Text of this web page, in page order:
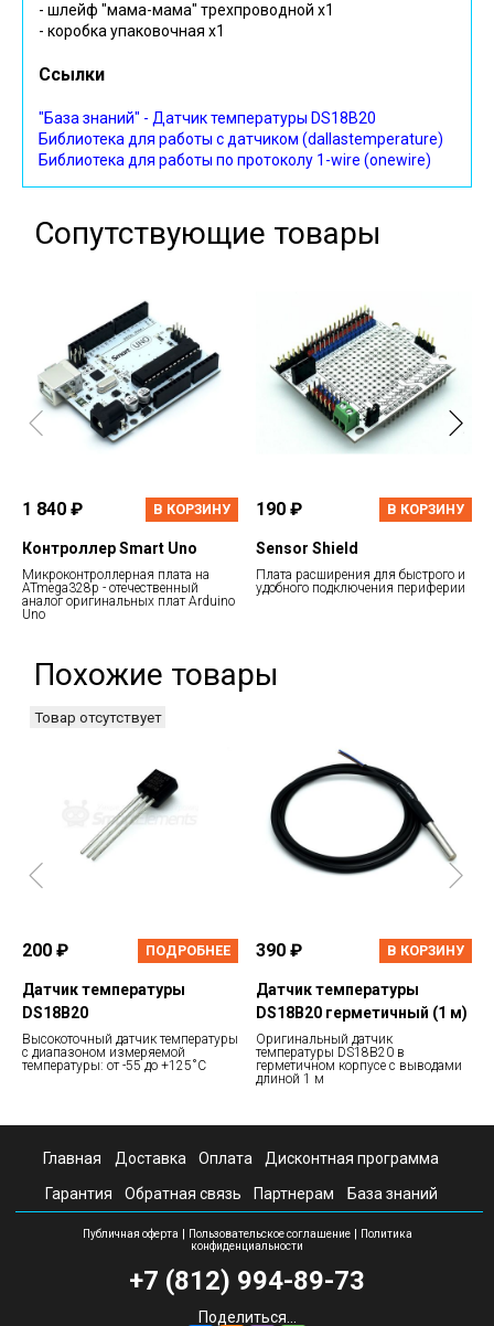
- шлейф "мама-мама" трехпроводной х1
- коробка упаковочная х1
Ссылки
"База знаний" - Датчик температуры DS18B20
Библиотека для работы с датчиком (dallastemperature)
Библиотека для работы по протоколу 1-wire (onewire)
Сопутствующие товары
1 840 ₽ В КОРЗИНУ
Контроллер Smart Uno
Микроконтроллерная плата на
ATmega328p - отечественный
аналог оригинальных плат Arduino
Uno
190 ₽ В КОРЗИНУ
Sensor Shield
Плата расширения для быстрого и
удобного подключения периферии
Похожие товары
Товар отсутствует
200 ₽ ПОДРОБНЕЕ
Датчик температуры
DS18B20
Высокоточный датчик температуры
с диапазоном измеряемой
температуры: от -55 до +125˚С
390 ₽ В КОРЗИНУ
Датчик температуры
DS18B20 герметичный (1 м)
Оригинальный датчик
температуры DS18B20 в
герметичном корпусе с выводами
длиной 1 м
Главная Доставка Оплата Дисконтная программа
Гарантия Обратная связь Партнерам База знаний
Публичная оферта | Пользовательское соглашение| Политика
конфиденциальности
Поделиться...
+7 (812) 994-89-73